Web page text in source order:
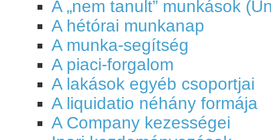
A „nem tanult” munkások
A hétórai munkanap
A munka-segítség
A piaci-forgalom
A lakások egyéb csoportjai
A liquidatio néhány formája
A Company kezességei